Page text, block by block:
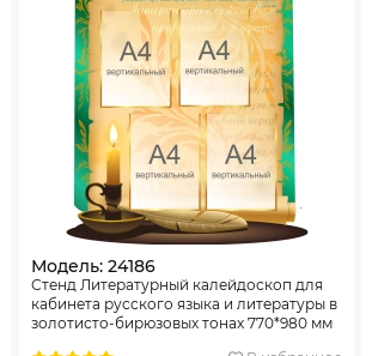
Модель: 24186
Стенд Литературный калейдоскоп для
кабинета русского языка и литературы в
золотисто-бирюзовых тонах 770*980 мм